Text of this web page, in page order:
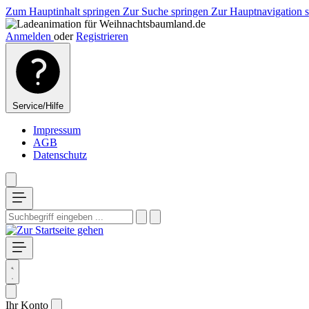
Zum Hauptinhalt springen Zur Suche springen Zur Hauptnavigation
Anmelden oder Registrieren
Service/Hilfe
Impressum
AGB
Datenschutz
Ihr Konto